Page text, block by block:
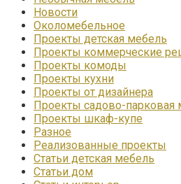
Новости
Околомебельное
Проекты детская мебель
Проекты коммерческие
Проекты комоды
Проекты кухни
Проекты от дизайнера
Проекты садово-парковая
Проекты шкаф-купе
Разное
Реализованные проекты
Статьи детская мебель
Статьи дом